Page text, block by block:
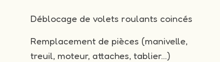
Déblocage de volets roulants coincés
Remplacement de pièces (manivelle,
treuil, moteur, attaches, tablier…)